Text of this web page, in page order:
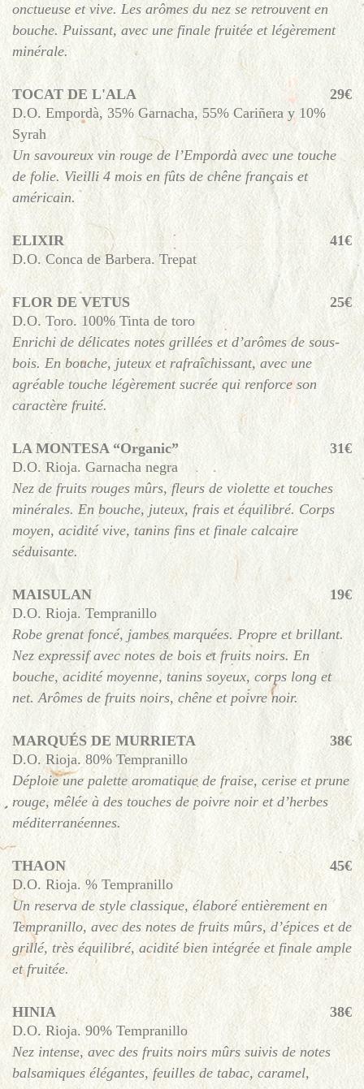
onctueuse et vive. Les arômes du nez se retrouvent en
bouche. Puissant, avec une finale fruitée et légèrement
minérale.
TOCAT DE L'ALA
29€
D.O. Empordà, 35% Garnacha, 55% Cariñera y 10%
Syrah
Un savoureux vin rouge de l’Empordà avec une touche
de folie. Vieilli 4 mois en fûts de chêne français et
américain.
ELIXIR
41€
D.O. Conca de Barbera. Trepat
FLOR DE VETUS
25€
D.O. Toro. 100% Tinta de toro
Enrichi de délicates notes grillées et d’arômes de sous-
bois. En bouche, juteux et rafraîchissant, avec une
agréable touche légèrement sucrée qui renforce son
caractère fruité.
LA MONTESA “Organic”
31€
D.O. Rioja. Garnacha negra
Nez de fruits rouges mûrs, fleurs de violette et touches
minérales. En bouche, juteux, frais et équilibré. Corps
moyen, acidité vive, tanins fins et finale calcaire
séduisante.
MAISULAN
19€
D.O. Rioja. Tempranillo
Robe grenat foncé, jambes marquées. Propre et brillant.
Nez expressif avec notes de bois et fruits noirs. En
bouche, acidité moyenne, tanins soyeux, corps long et
net. Arômes de fruits noirs, chêne et poivre noir.
MARQUÉS DE MURRIETA
38€
D.O. Rioja. 80% Tempranillo
Déploie une palette aromatique de fraise, cerise et prune
rouge, mêlée à des touches de poivre noir et d’herbes
méditerranéennes.
THAON
45€
D.O. Rioja. % Tempranillo
Un reserva de style classique, élaboré entièrement en
Tempranillo, avec des notes de fruits mûrs, d’épices et de
grillé, très équilibré, acidité bien intégrée et finale ample
et fruitée.
HINIA
38€
D.O. Rioja. 90% Tempranillo
Nez intense, avec des fruits noirs mûrs suivis de notes
balsamiques élégantes, feuilles de tabac, caramel,